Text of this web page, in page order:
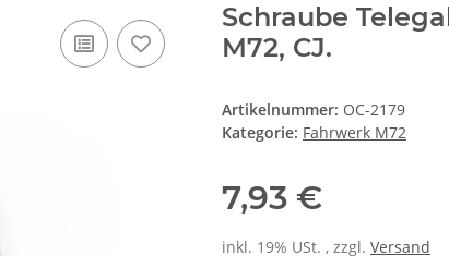
Schraube
M72, CJ.
Artikelnummer: OC-2179
Kategorie: Fahrwerk M72
7,93 €
inkl. 19% USt. , zzgl. Versand